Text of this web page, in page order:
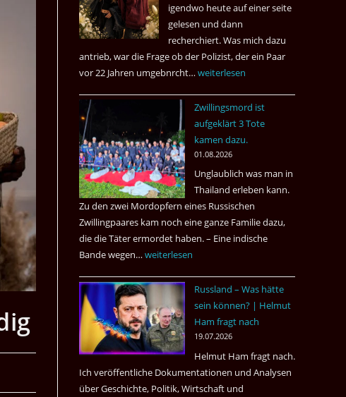
igendwo heute auf einer seite
gelesen und dann
recherchiert. Was mich dazu
antrieb, war die Frage ob der Polizist, der ein Paar
vor 22 Jahren umgebnrcht… Nach
Jahren,
ist
der
Mörder
wieder
frei
?
weiterlesen
Zwillingsmord ist
aufgeklärt 3 Tote
kamen dazu.
01.08.2026
Unglaublich was man in
Thailand erleben kann.
Zu den zwei Mordopfern eines Russischen
Zwillingpaares kam noch eine ganze Familie dazu,
die die Täter ermordet haben. – Eine indische
Bande wegen…Zwillingsmord
aufgeklärt
3
Tote
kamen
weiterlesen
Russland – Was hätte
sein können? | Helmut
Ham fragt nach
19.07.2026
Helmut Ham fragt nach.
Ich veröffentliche Dokumentationen und Analysen
über Geschichte, Politik, Wirtschaft und